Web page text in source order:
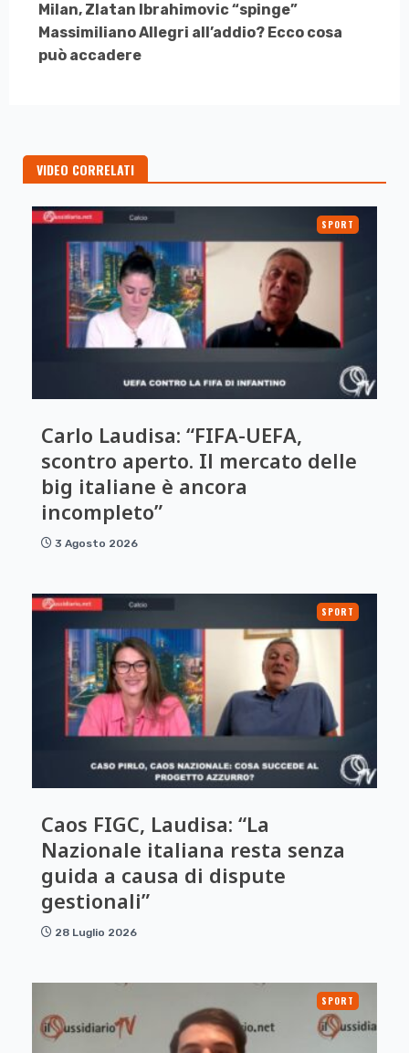
Milan, Zlatan Ibrahimovic “spinge”
Massimiliano Allegri all’addio? Ecco cosa
può accadere
VIDEO CORRELATI
SPORT
Carlo Laudisa: “FIFA-UEFA,
scontro aperto. Il mercato delle
big italiane è ancora
incompleto”
3 Agosto 2026
SPORT
Caos FIGC, Laudisa: “La
Nazionale italiana resta senza
guida a causa di dispute
gestionali”
28 Luglio 2026
SPORT